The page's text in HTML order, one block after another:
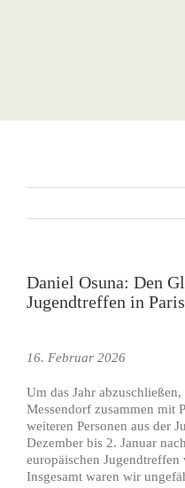
Daniel Osuna: Den
Jugendtreffen in Paris
Bild
16. Februar 2026
Um das Jahr
Messendorf zusammen mit
weiteren Personen aus der
Dezember bis 2. Januar
europäischen
Insgesamt waren wir